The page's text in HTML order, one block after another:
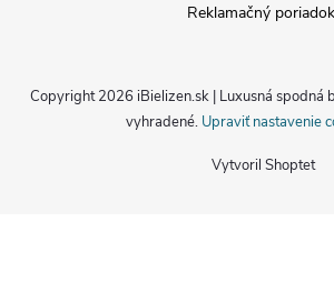
Reklamačný poriadok
Vytvoril Shoptet
Copyright 2026 iBielizen.sk | Luxusná spodná
vyhradené. Upraviť nastavenie